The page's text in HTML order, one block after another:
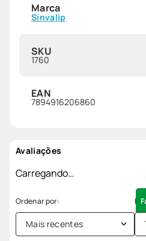
Marca
Sinvalip
SKU
1760
EAN
7894916206860
Avaliações
Carregando…
Mais recentes